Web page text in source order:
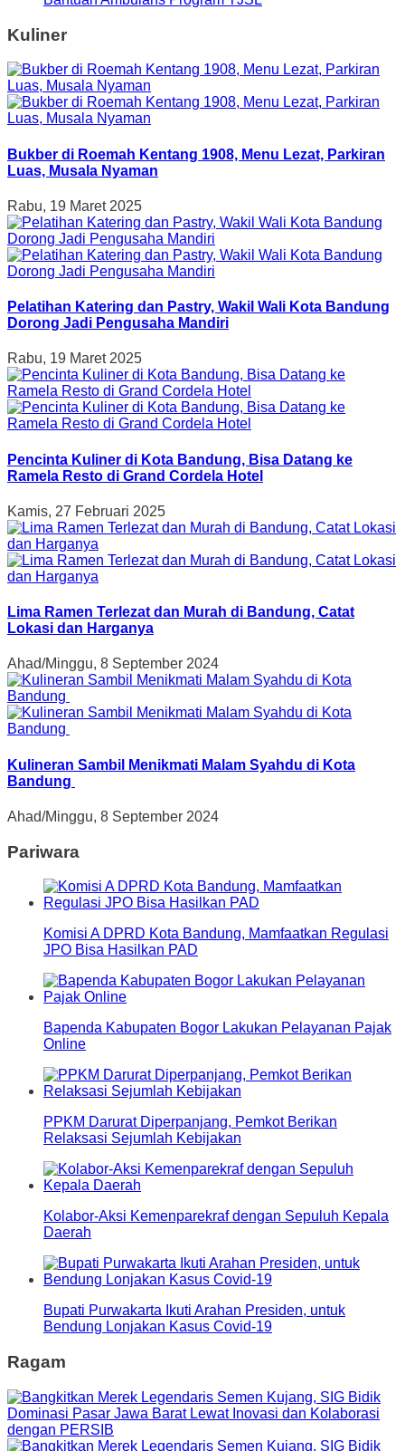
Kuliner
Bukber di Roemah Kentang 1908, Menu Lezat, Parkiran
Luas, Musala Nyaman
Rabu, 19 Maret 2025
Pelatihan Katering dan Pastry, Wakil Wali Kota Bandung
Dorong Jadi Pengusaha Mandiri
Rabu, 19 Maret 2025
Pencinta Kuliner di Kota Bandung, Bisa Datang ke
Ramela Resto di Grand Cordela Hotel
Kamis, 27 Februari 2025
Lima Ramen Terlezat dan Murah di Bandung, Catat
Lokasi dan Harganya
Ahad/Minggu, 8 September 2024
Kulineran Sambil Menikmati Malam Syahdu di Kota
Bandung
Ahad/Minggu, 8 September 2024
Pariwara
Komisi A DPRD Kota Bandung, Mamfaatkan Regulasi
JPO Bisa Hasilkan PAD
Bapenda Kabupaten Bogor Lakukan Pelayanan Pajak
Online
PPKM Darurat Diperpanjang, Pemkot Berikan
Relaksasi Sejumlah Kebijakan
Kolabor-Aksi Kemenparekraf dengan Sepuluh Kepala
Daerah
Bupati Purwakarta Ikuti Arahan Presiden, untuk
Bendung Lonjakan Kasus Covid-19
Ragam